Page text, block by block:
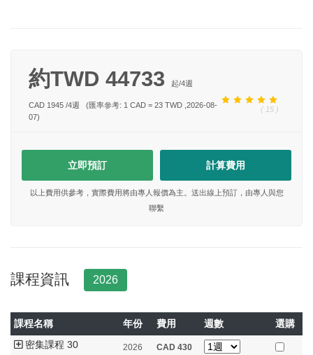
約TWD 44733 起/4週
CAD 1945 /4週 ( 15 )
(匯率參考: 1 CAD = 23 TWD ,2026-08-
07)
立即預訂 計算費用
以上費用供參考，實際費用將由專人報價為主。送出線上預訂，由專人與您
聯繫
課程資訊 2026
課程名稱 年份 費用 週數
選購
密集課程 30
2026 CAD 430